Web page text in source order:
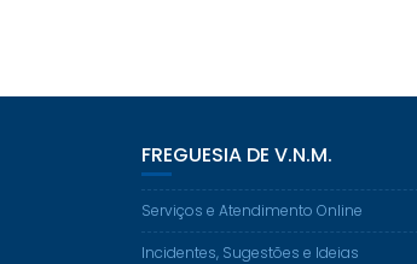
FREGUESIA DE V.N.M.
Serviços e Atendimento Online
Incidentes, Sugestões e Ideias